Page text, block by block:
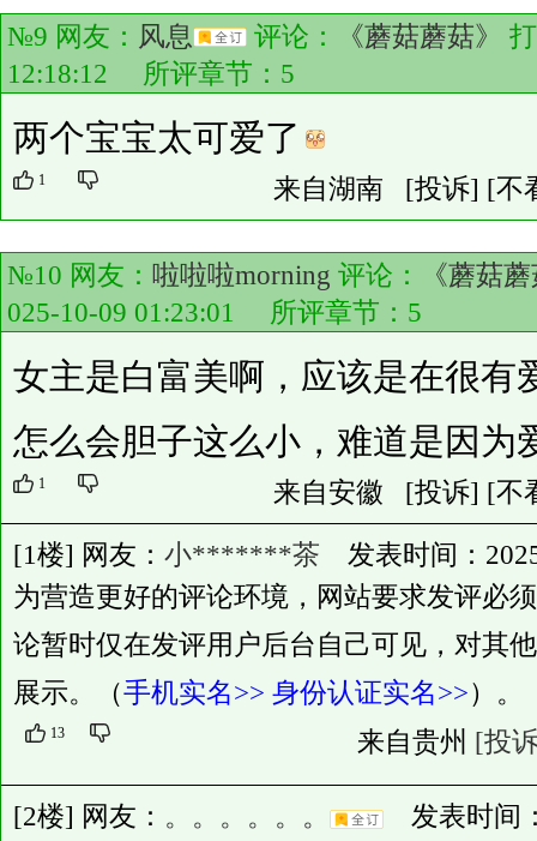
№9 网友： 风息 评论： 《蘑菇蘑菇》
12:18:12 所评章节： 5
两个宝宝太可爱了
1 来自湖南 [投诉] [不
№10 网友： 啦啦啦morning 评论：
《蘑菇
025-10-09 01:23:01 所评章节： 5
女主是白富美啊，应该是在很有
怎么会胆子这么小，难道是因为
1 来自安徽 [投诉] [不
[1楼] 网友： 小*******茶 发表时间：
为营造更好的评论环境，网站要求发评必
论暂时仅在发评用户后台自己可见，对其
展示。（手机实名>> 身份认证实名>>）。
13 来自贵州 [投
[2楼] 网友： 。。。。。。
发表时间